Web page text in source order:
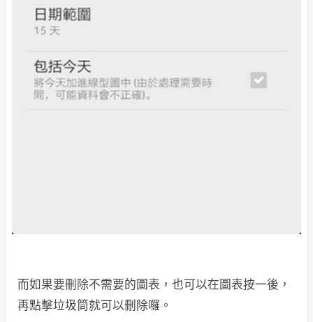
而如果要刪除不需要的圖表，也可以在圖表按一後，
再點擊垃圾筒就可以刪除囉。